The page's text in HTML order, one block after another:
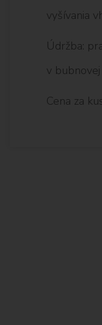
vyšívania
Údržba:
v
Cena za